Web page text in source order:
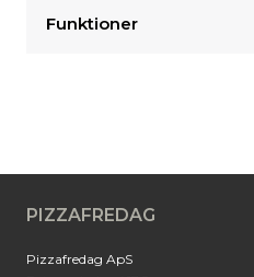
Funktioner
PIZZAFREDAG
Pizzafredag ApS